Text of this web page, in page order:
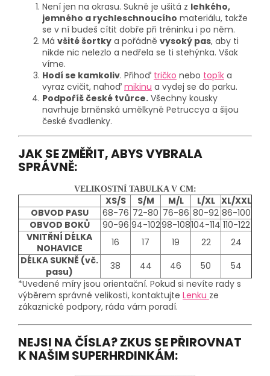
Není jen na okrasu. Sukně je ušitá z lehkého,
jemného a rychleschnoucího materiálu, takže
se v ní budeš cítit dobře při tréninku i po něm.
Má všité šortky a pořádně vysoký pas, aby ti
nikde nic nelezlo a nedřela se ti stehýnka. Však
víme.
Hodí se kamkoliv. Přihoď tričko nebo topík a
vyraz cvičit, nahoď mikinu a vydej se do parku.
Podpoříš české tvůrce. Všechny kousky
navrhuje brněnská umělkyně Petruccya a šijou
české švadlenky.
JAK SE ZMĚŘIT, ABYS VYBRALA
SPRÁVNĚ:
VELIKOSTNÍ TABULKA V CM:
XS/S S/M M/L L/XL XL/XXL
OBVOD PASU
68-76 72-80 76-86 80-92 86-100
OBVOD BOKŮ
90-96 94-10298-108104-114 110-122
VNITŘNÍ DÉLKA
NOHAVICE
16 17 19 22
24
DÉLKA SUKNĚ (vč.
pasu)
38 44 46 50
54
*Uvedené míry jsou orientační. Pokud si nevíte rady s
výběrem správné velikosti, kontaktujte Lenku ze
zákaznické podpory, ráda vám poradí.
NEJSI NA ČÍSLA? ZKUS SE PŘIROVNAT
K NAŠIM SUPERHRDINKÁM: